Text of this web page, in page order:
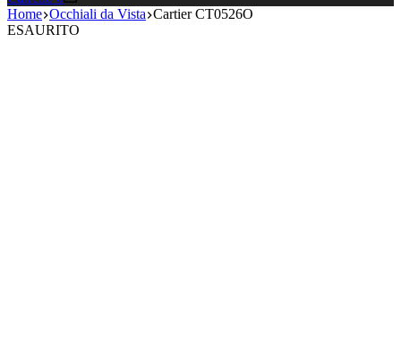
Home Occhiali da Vista Cartier CT0526O
ESAURITO